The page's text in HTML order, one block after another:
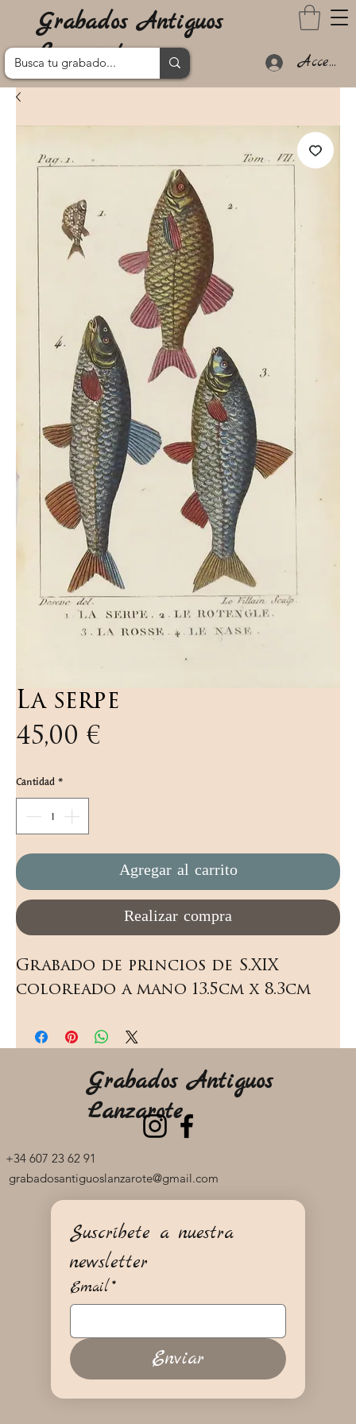
Grabados Antiguos
Lanzarote
Acceder
La serpe
45,00 €
Cantidad*
Agregar al carrito
Realizar compra
Grabado de princios de S.XIX
coloreado a mano 13.5cm x 8.3cm
+34 607 23 62 91
grabadosantiguoslanzarote@gmail.com
Grabados Antiguos
Lanzarote
Suscríbete a nuestra
newsletter
Email*
Enviar